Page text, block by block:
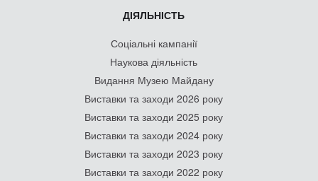
ДІЯЛЬНІСТЬ
Соціальні кампанії
Наукова діяльність
Видання Музею Майдану
Виставки та заходи 2026 року
Виставки та заходи 2025 року
Виставки та заходи 2024 року
Виставки та заходи 2023 року
Виставки та заходи 2022 року